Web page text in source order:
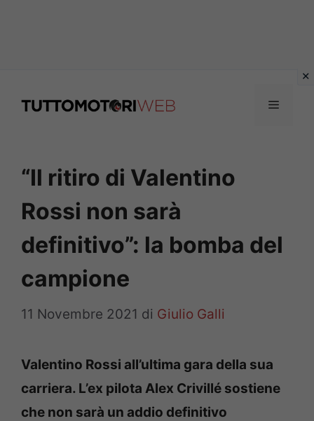
Menu
“Il ritiro di Valentino
Rossi non sarà
definitivo”: la bomba del
campione
11 Novembre 2021 di Giulio Galli
Valentino Rossi all’ultima gara della sua
carriera. L’ex pilota Alex Crivillé sostiene
che non sarà un addio definitivo